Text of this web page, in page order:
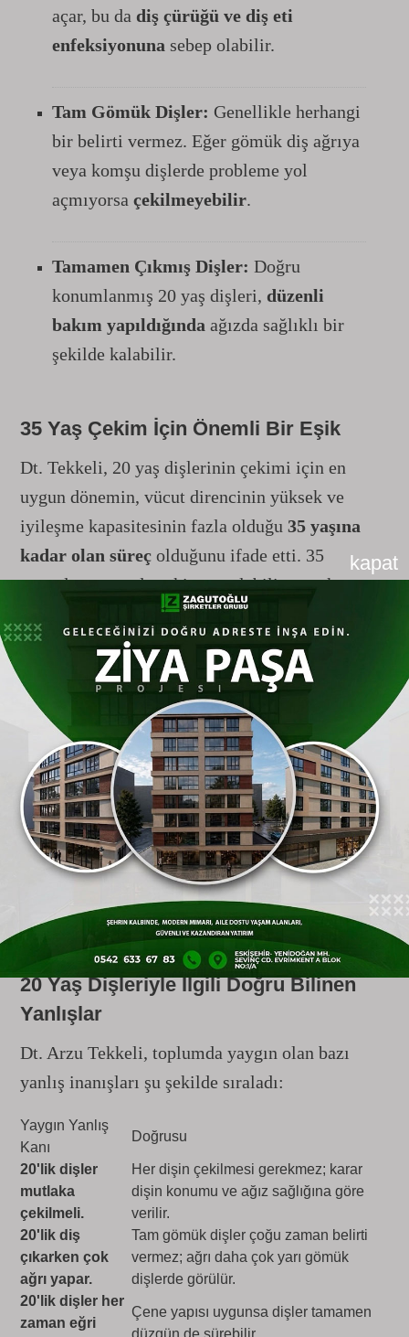
kapat
açar, bu da diş çürüğü ve diş eti
enfeksiyonuna sebep olabilir.
Tam Gömük Dişler: Genellikle herhangi
bir belirti vermez. Eğer gömük diş ağrıya
veya komşu dişlerde probleme yol
açmıyorsa çekilmeyebilir.
Tamamen Çıkmış Dişler: Doğru
konumlanmış 20 yaş dişleri, düzenli
bakım yapıldığında ağızda sağlıklı bir
şekilde kalabilir.
35 Yaş Çekim İçin Önemli Bir Eşik
Dt. Tekkeli, 20 yaş dişlerinin çekimi için en
uygun dönemin, vücut direncinin yüksek ve
iyileşme kapasitesinin fazla olduğu 35 yaşına
kadar olan süreç olduğunu ifade etti. 35
yaşından sonra da çekim yapılabilir, ancak
iyileşme süresi daha uzun olabilir.
Çekim sonrası dönem için önemli tavsiyeler:
Ağız hijyenine dikkat etmek.
Doktorun verdiği ilaçları düzenli
kullanmak.
Özellikle ilk günbuz kompresi
uygulamak.
20 Yaş Dişleriyle İlgili Doğru Bilinen
Yanlışlar
Dt. Arzu Tekkeli, toplumda yaygın olan bazı
yanlış inanışları şu şekilde sıraladı:
Yaygın Yanlış
Kanı
Doğrusu
20'lik dişler
mutlaka
çekilmeli.
Her dişin çekilmesi gerekmez; karar
dişin konumu ve ağız sağlığına göre
verilir.
20'lik diş
çıkarken çok
ağrı yapar.
Tam gömük dişler çoğu zaman belirti
vermez; ağrı daha çok yarı gömük
dişlerde görülür.
20'lik dişler her
zaman eğri
Çene yapısı uygunsa dişler tamamen
düzgün de sürebilir.